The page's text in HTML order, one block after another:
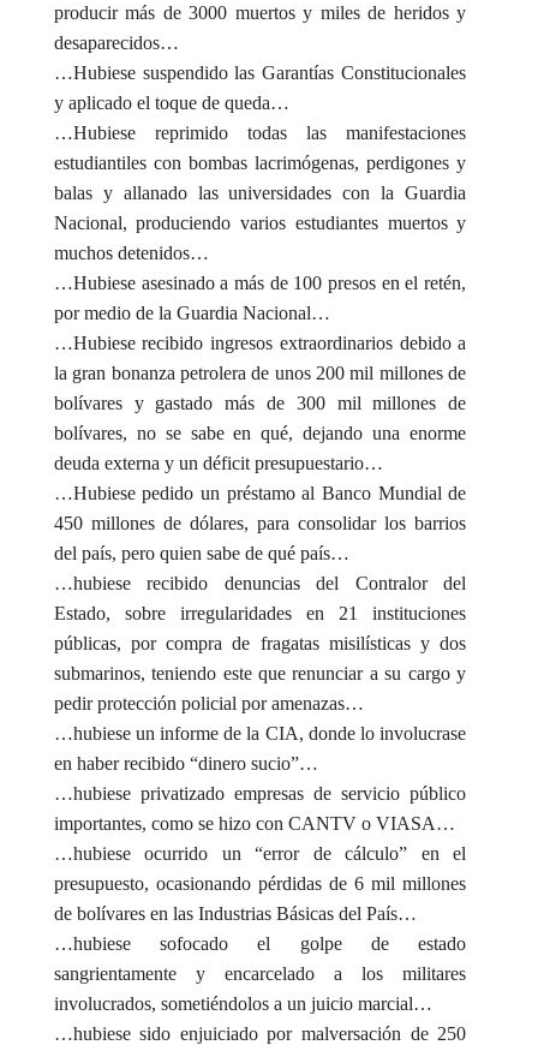
producir más de 3000 muertos y miles de heridos y
desaparecidos…
…Hubiese suspendido las Garantías Constitucionales
y aplicado el toque de queda…
…Hubiese reprimido todas las manifestaciones
estudiantiles con bombas lacrimógenas, perdigones y
balas y allanado las universidades con la Guardia
Nacional, produciendo varios estudiantes muertos y
muchos detenidos…
…Hubiese asesinado a más de 100 presos en el retén,
por medio de la Guardia Nacional…
…Hubiese recibido ingresos extraordinarios debido a
la gran bonanza petrolera de unos 200 mil millones de
bolívares y gastado más de 300 mil millones de
bolívares, no se sabe en qué, dejando una enorme
deuda externa y un déficit presupuestario…
…Hubiese pedido un préstamo al Banco Mundial de
450 millones de dólares, para consolidar los barrios
del país, pero quien sabe de qué país…
…hubiese recibido denuncias del Contralor del
Estado, sobre irregularidades en 21 instituciones
públicas, por compra de fragatas misilísticas y dos
submarinos, teniendo este que renunciar a su cargo y
pedir protección policial por amenazas…
…hubiese un informe de la CIA, donde lo involucrase
en haber recibido “dinero sucio”…
…hubiese privatizado empresas de servicio público
importantes, como se hizo con CANTV o VIASA…
…hubiese ocurrido un “error de cálculo” en el
presupuesto, ocasionando pérdidas de 6 mil millones
de bolívares en las Industrias Básicas del País…
…hubiese sofocado el golpe de estado
sangrientamente y encarcelado a los militares
involucrados, sometiéndolos a un juicio marcial…
…hubiese sido enjuiciado por malversación de 250